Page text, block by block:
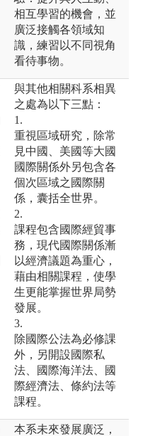
相互學習的機會，並
廣泛接觸各領域知
識，練習以不同視角
看待事物。
與其他相關科系相異
之處為以下三點：
1.
重視區域研究，除常
見中國、美國等大國
國際關係外另包含各
個次區域之國際關
係，囊括全世界。
2.
課程包含國際經貿事
務，現代國際關係漸
以經濟議題為重心，
藉由相關課程，使學
生更能掌握世界局勢
發展。
3.
除國際公法為必修課
外，另開設國際私
法、國際海洋法、國
際經濟法、條約法等
課程。
本系未來發展廣泛，